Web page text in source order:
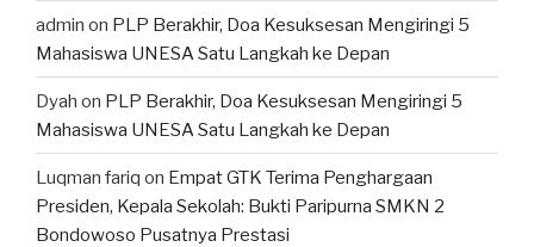
admin on PLP Berakhir, Doa Kesuksesan Mengiringi 5
Mahasiswa UNESA Satu Langkah ke Depan
Dyah on PLP Berakhir, Doa Kesuksesan Mengiringi 5
Mahasiswa UNESA Satu Langkah ke Depan
Luqman fariq on Empat GTK Terima Penghargaan
Presiden, Kepala Sekolah: Bukti Paripurna SMKN 2
Bondowoso Pusatnya Prestasi